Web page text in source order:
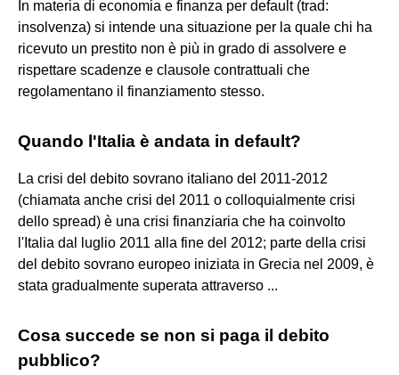
In materia di economia e finanza per default (trad:
insolvenza) si intende una situazione per la quale chi ha
ricevuto un prestito non è più in grado di assolvere e
rispettare scadenze e clausole contrattuali che
regolamentano il finanziamento stesso.
Quando l'Italia è andata in default?
La crisi del debito sovrano italiano del 2011-2012
(chiamata anche crisi del 2011 o colloquialmente crisi
dello spread) è una crisi finanziaria che ha coinvolto
l'Italia dal luglio 2011 alla fine del 2012; parte della crisi
del debito sovrano europeo iniziata in Grecia nel 2009, è
stata gradualmente superata attraverso ...
Cosa succede se non si paga il debito
pubblico?